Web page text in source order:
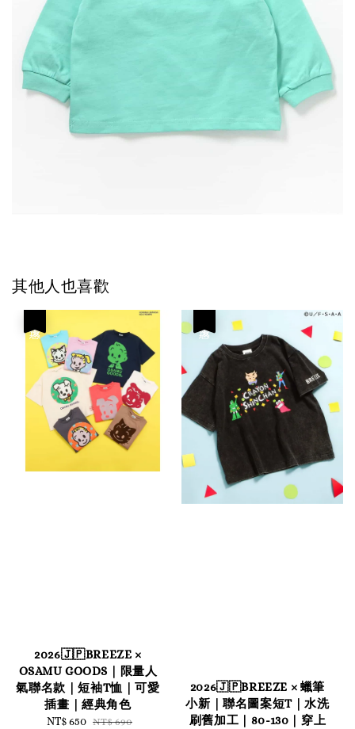
其他人也喜歡
2026🇯🇵BREEZE ×
OSAMU GOODS｜限量人
氣聯名款｜短袖T恤｜可愛
插畫｜經典角色
Sale
NT$ 650 Regular
NT$ 690
2026🇯🇵BREEZE × 蠟筆
小新｜聯名圖案短T｜水洗
刷舊加工｜80-130｜穿上